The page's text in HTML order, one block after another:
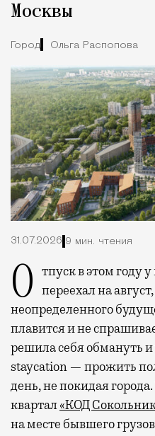
Москвы
Город Ольга Распопова
31.07.2026 9 мин. чтения
Отпуск в этом году у меня кочует: сначала переехал на
неопределенного
плавится и не
решила себя обмануть
staycation — прожить
день, не покидая
квартал«КОД
на месте бывшего